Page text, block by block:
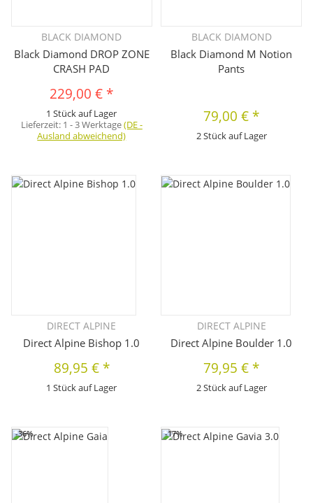
BLACK DIAMOND
Black Diamond DROP ZONE
CRASH PAD
229,00 € *
1 Stück auf Lager
Lieferzeit: 1 - 3 Werktage(DE -
Ausland abweichend)
BLACK DIAMOND
Black Diamond M Notion
Pants
79,00 € *
2 Stück auf Lager
DIRECT ALPINE
Direct Alpine Bishop 1.0
89,95 € *
1 Stück auf Lager
DIRECT ALPINE
Direct Alpine Boulder 1.0
79,95 € *
2 Stück auf Lager
-36% -17%